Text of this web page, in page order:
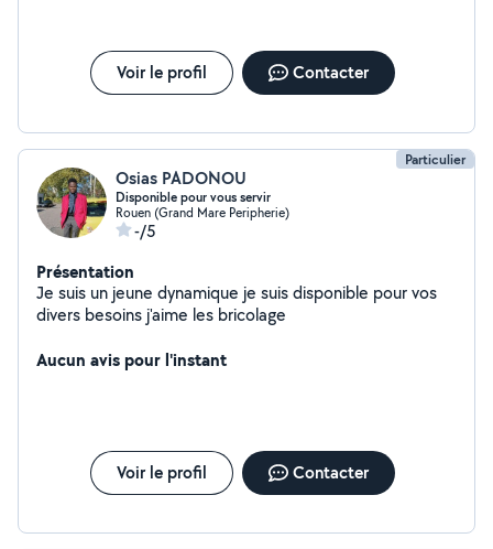
Voir le profil Contacter
Particulier
Osias PADONOU
Disponible pour vous servir
Rouen (Grand Mare Peripherie)
-/5
Présentation
Je suis un jeune dynamique je suis disponible pour vos
divers besoins j'aime les bricolage
Aucun avis pour l'instant
Voir le profil Contacter